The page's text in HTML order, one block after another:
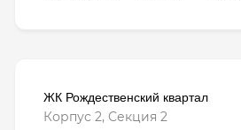
ЖК Рождественский квартал
Корпус 2, Секция 2